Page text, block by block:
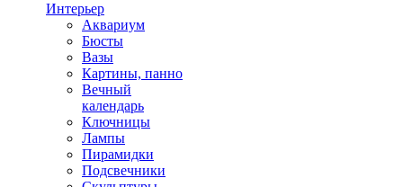
Интерьер
Аквариум
Бюсты
Вазы
Картины, панно
Вечный
календарь
Ключницы
Лампы
Пирамидки
Подсвечники